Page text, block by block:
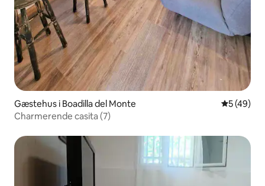
Gæstehus i Boadilla del Monte 5 ud af 5 i
5 (49)
Charmerende casita (7)